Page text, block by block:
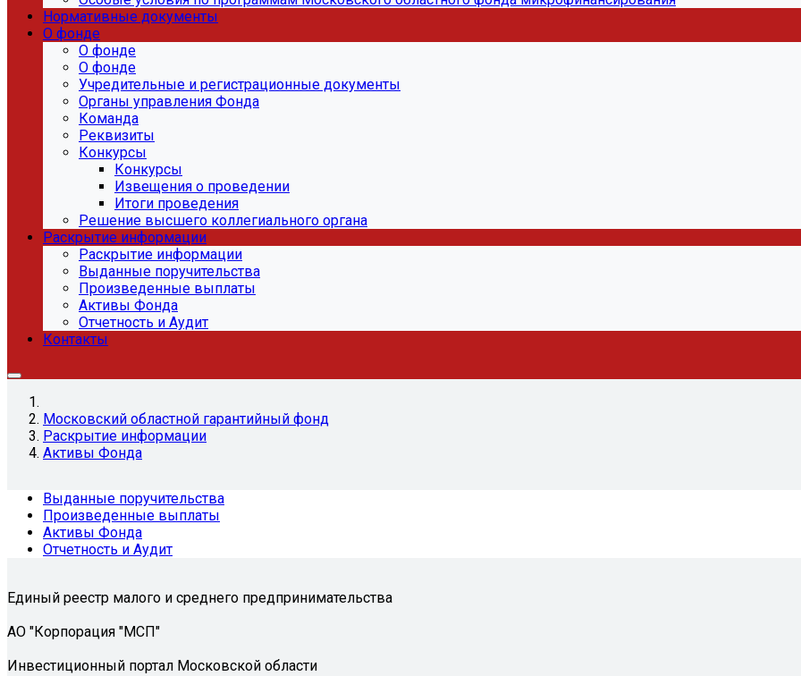
Нормативные документы
О фонде
О фонде
О фонде
Учредительные и регистрационные документы
Органы управления Фонда
Команда
Реквизиты
Конкурсы
Конкурсы
Извещения о проведении
Итоги проведения
Решение высшего коллегиального органа
Раскрытие информации
Раскрытие информации
Выданные поручительства
Произведенные выплаты
Активы Фонда
Отчетность и Аудит
Контакты
Московский областной гарантийный фонд
Раскрытие информации
Активы Фонда
Выданные поручительства
Произведенные выплаты
Активы Фонда
Отчетность и Аудит
Единый реестр малого и среднего предпринимательства
АО "Корпорация "МСП"
Инвестиционный портал Московской области